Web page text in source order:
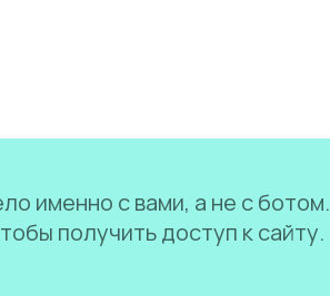
именно с вами, а не с ботом.
получить доступ к сайту.